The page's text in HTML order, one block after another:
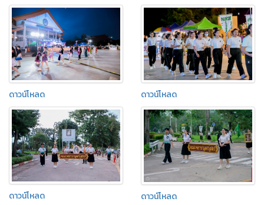
ดาวน์โหลด ดาวน์โหลด
ดาวน์โหลด ดาวน์โหลด